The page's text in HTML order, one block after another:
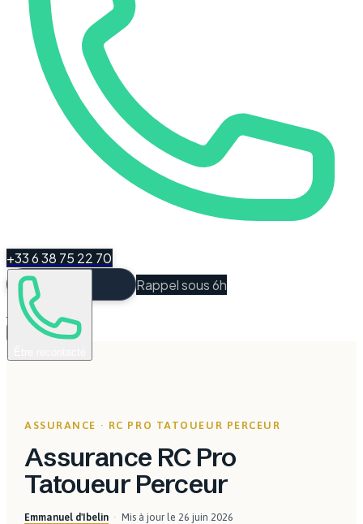
+33 6 38 75 22 70
Rappel sous 6h
Espace Client
ASSURANCE · RC PRO TATOUEUR PERCEUR
Assurance RC Pro
Tatoueur Perceur
Emmanuel d'Ibelin Mis à jour le 26 juin 2026